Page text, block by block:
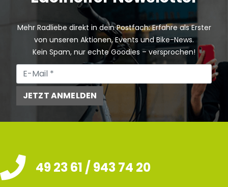
Mehr Radliebe direkt in dein Postfach: Erfahre als Erster
von unseren Aktionen, Events und Bike-News.
Kein Spam, nur echte Goodies – versprochen!
JETZT ANMELDEN
49 23 61 / 943 74 20